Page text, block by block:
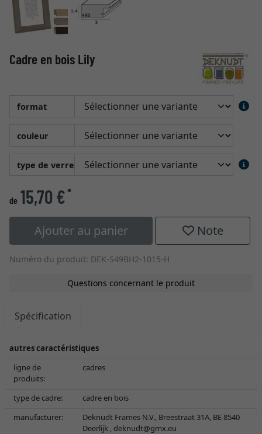
Cadre en bois Lily
format
couleur
type de verre
de 15,70 €*
Ajouter au panier Note
Numéro du produit: DEK-S49BH2-1015-H
Questions concernant le produit
Spécification
autres caractéristiques
ligne de
produits:
cadres
type de cadre:
cadre en bois
manufacturer:
Deknudt Frames N.V., Breestraat 31A, BE 8540
Deerlijk , deknudt@gmx.eu